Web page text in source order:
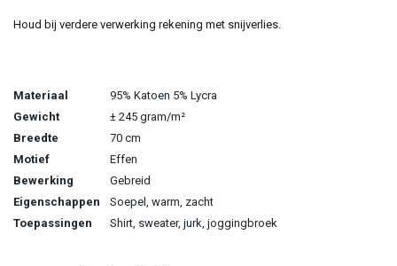
Houd bij verdere verwerking rekening met snijverlies.
Materiaal
95% Katoen 5% Lycra
Gewicht
± 245 gram/m²
Breedte
70 cm
Motief
Effen
Bewerking
Gebreid
Eigenschappen
Soepel, warm, zacht
Toepassingen
Shirt, sweater, jurk, joggingbroek